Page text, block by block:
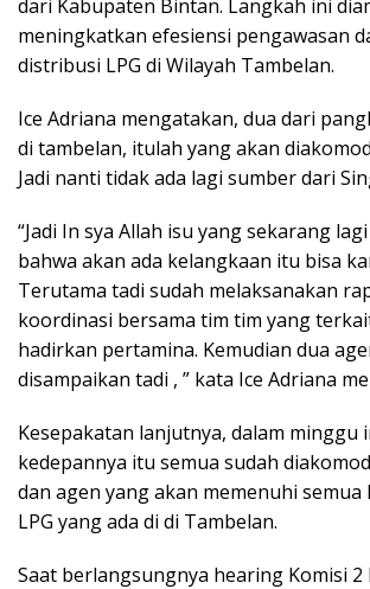
dari Kabupaten Bintan. Langkah ini
meningkatkan efesiensi pengawasan
distribusi LPG di Wilayah Tambelan.
Ice Adriana mengatakan, dua dari
di tambelan, itulah yang akan
Jadi nanti tidak ada lagi sumber dari
“Jadi In sya Allah isu yang sekarang
bahwa akan ada kelangkaan itu bisa
Terutama tadi sudah melaksanakan
koordinasi bersama tim tim yang
hadirkan pertamina. Kemudian dua
disampaikan tadi , ” kata Ice Adriana
Kesepakatan lanjutnya, dalam minggu
kedepannya itu semua sudah
dan agen yang akan memenuhi
LPG yang ada di di Tambelan.
Saat berlangsungnya hearing Komisi 2